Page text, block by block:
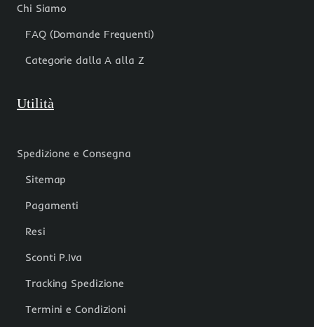
Chi Siamo
FAQ (Domande Frequenti)
Categorie dalla A alla Z
Utilità
Spedizione e Consegna
Sitemap
Pagamenti
Resi
Sconti P.Iva
Tracking Spedizione
Termini e Condizioni